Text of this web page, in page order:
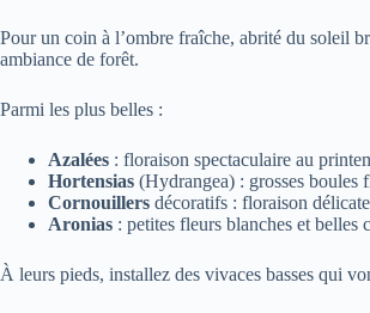
Pour un coin à l’ombre fraîche, abrité du soleil
ambiance de forêt.
Parmi les plus belles :
Azalées : floraison spectaculaire au
Hortensias (Hydrangea) : grosses boules
Cornouillers décoratifs : floraison
Aronias : petites fleurs blanches et belles
À leurs pieds, installez des vivaces basses qui